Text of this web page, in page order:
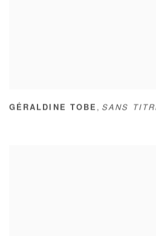
GÉRALDINE TOBE , SANS